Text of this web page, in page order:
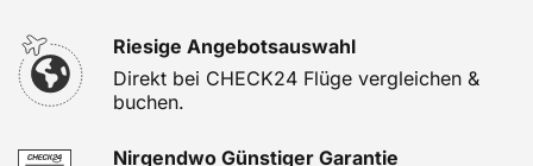
Riesige Angebotsauswahl
Direkt bei CHECK24 Flüge vergleichen &
buchen.
Nirgendwo Günstiger Garantie